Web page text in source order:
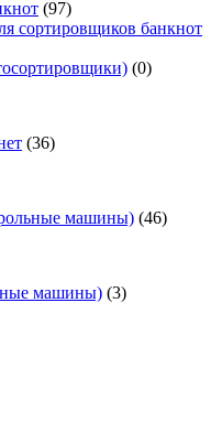
(97)
сортировщиков банкнот
(0)
(36)
машины) (46)
машины) (3)